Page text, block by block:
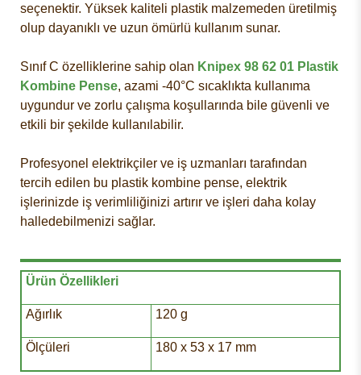
seçenektir. Yüksek kaliteli plastik malzemeden üretilmiş
olup dayanıklı ve uzun ömürlü kullanım sunar.
Sınıf C özelliklerine sahip olan Knipex 98 62 01 Plastik
Kombine Pense, azami -40°C sıcaklıkta kullanıma
uygundur ve zorlu çalışma koşullarında bile güvenli ve
etkili bir şekilde kullanılabilir.
Profesyonel elektrikçiler ve iş uzmanları tarafından
tercih edilen bu plastik kombine pense, elektrik
işlerinizde iş verimliliğinizi artırır ve işleri daha kolay
halledebilmenizi sağlar.
Ürün Özellikleri
Ağırlık 120 g
Ölçüleri 180 x 53 x 17 mm